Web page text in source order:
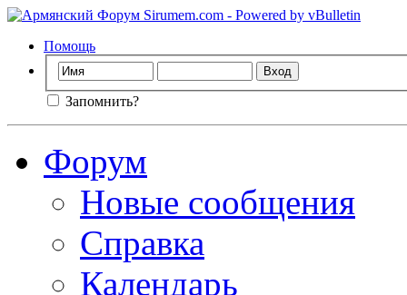
Помощь
Запомнить?
Форум
Новые сообщения
Справка
Календарь